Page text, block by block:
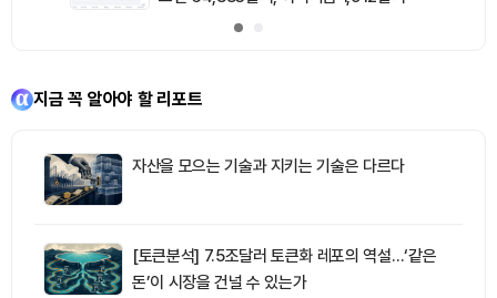
지금 꼭 알아야 할 리포트
자산을 모으는 기술과 지키는 기술은 다르다
[토큰분석] 7.5조달러 토큰화 레포의 역설…‘같은
돈’이 시장을 건널 수 있는가